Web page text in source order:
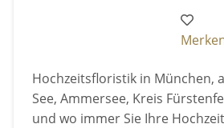
Hochzeitsfloristik in München,
See, Ammersee, Kreis
und wo immer Sie Ihre